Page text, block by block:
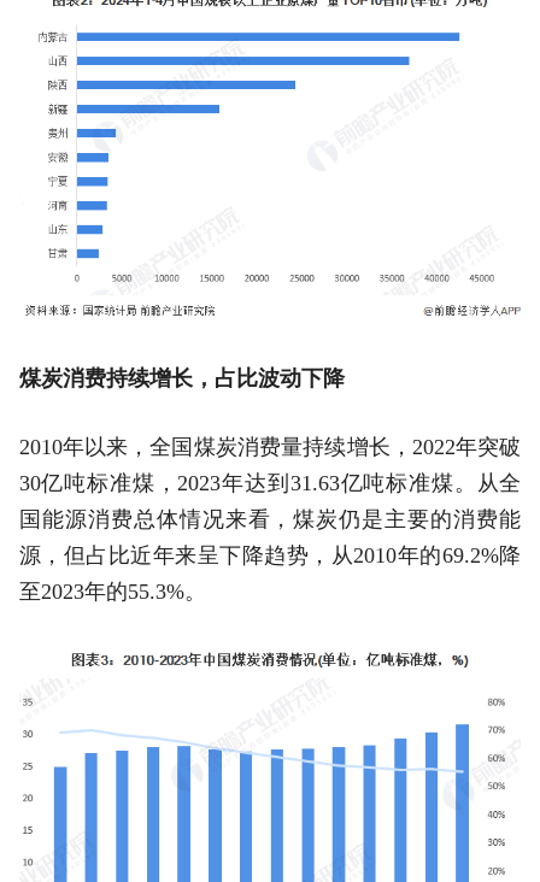
煤炭消费持续增长，占比波动下降
2010年以来，全国煤炭消费量持续增长，2022年突破
30亿吨标准煤，2023年达到31.63亿吨标准煤。从全
国能源消费总体情况来看，煤炭仍是主要的消费能
源，但占比近年来呈下降趋势，从2010年的69.2%降
至2023年的55.3%。